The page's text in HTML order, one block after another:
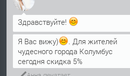
Листовой прокат
Лист г/к
Лист х/к
Просечно-вытяжной лист (ПВЛ)
Лист рифленый
Лист оцинкованный
Здравствуйте!
Я Вас вижу)
. Для жителей
чудесного города Колумбус
сегодня скидка 5%